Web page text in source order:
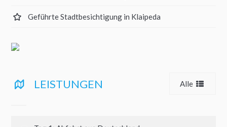
Geführte Stadtbesichtigung in Klaipeda
LEISTUNGEN Alle